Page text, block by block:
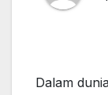
Dalam